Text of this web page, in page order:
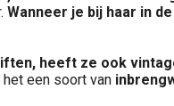
Wanneer je bij haar in
heeft ze ook
een soort van